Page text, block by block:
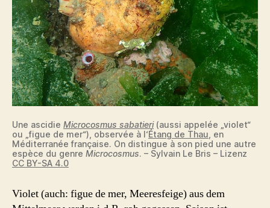
Une ascidie Microcosmus sabatieri(aussi appelée „violet“
ou „figue de mer“), observée à l‘Étang de Thau , en
Méditerranée française. On distingue à son pied une autre
espèce du genre Microcosmus. – Sylvain Le Bris – Lizenz
CC BY-SA 4.0
Violet (auch: figue de mer, Meeresfeige) aus dem